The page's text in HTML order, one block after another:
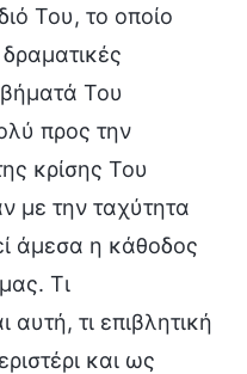
Του, το οποίο
βήματά Του
προς την
κρίσης Του
με την ταχύτητα
άμεσα η κάθοδος
Τι
τι επιβλητική
και ως